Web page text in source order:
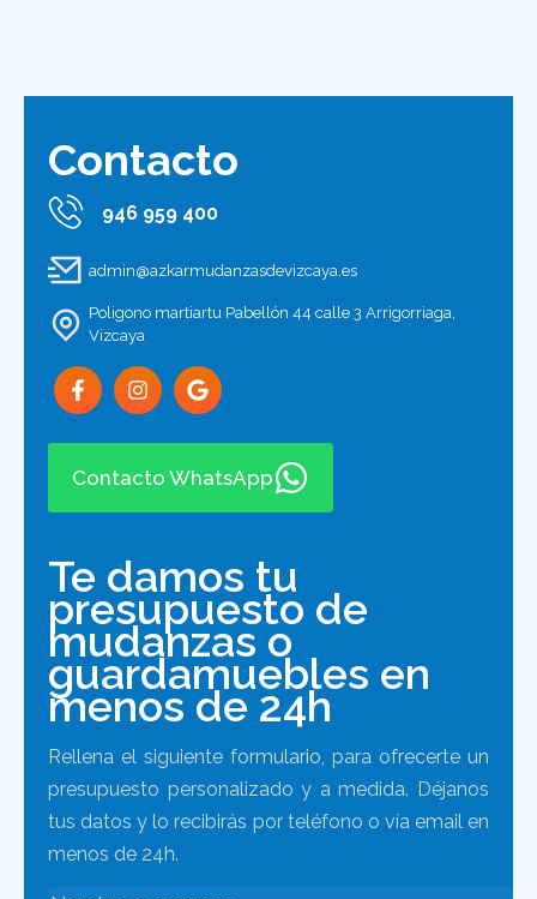
Contacto
946 959 400
admin@azkarmudanzasdevizcaya.es
Poligono martiartu Pabellón 44 calle 3 Arrigorriaga,
Vizcaya
Contacto WhatsApp
Te damos tu
presupuesto de
mudanzas o
guardamuebles en
menos de 24h
Rellena el siguiente formulario, para ofrecerte un
presupuesto personalizado y a medida. Déjanos
tus datos y lo recibirás por teléfono o vía email en
menos de 24h.